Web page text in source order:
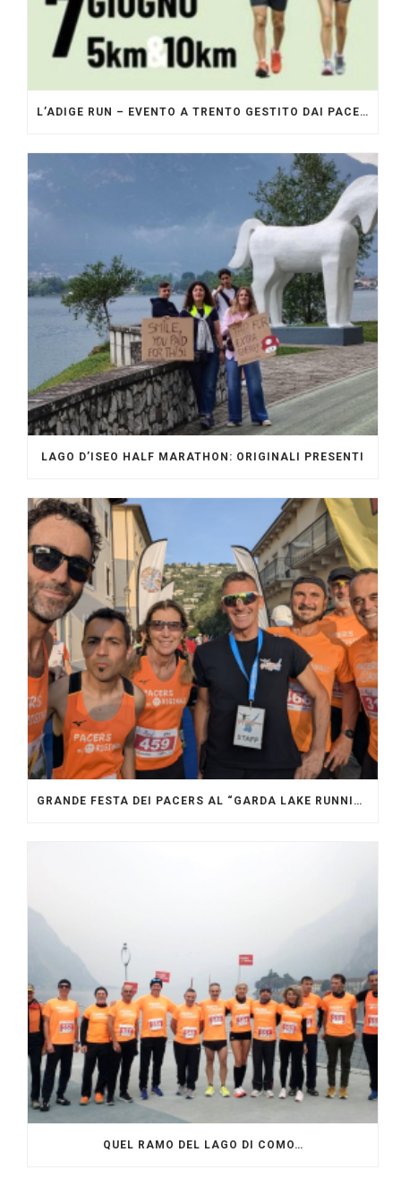
L’ADIGE RUN – EVENTO A TRENTO GESTITO DAI PACERS GLI ORIGINALI
LAGO D’ISEO HALF MARATHON: ORIGINALI PRESENTI
GRANDE FESTA DEI PACERS AL “GARDA LAKE RUNNING FESTIVAL”
QUEL RAMO DEL LAGO DI COMO…